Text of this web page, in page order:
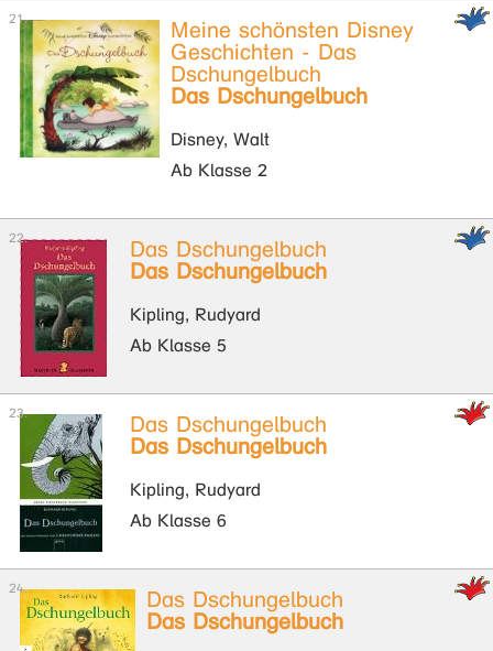
Meine schönsten Disney
Geschichten - Das
Dschungelbuch
Das Dschungelbuch
Disney, Walt
Ab Klasse 2
Das Dschungelbuch
Das Dschungelbuch
Kipling, Rudyard
Ab Klasse 5
Das Dschungelbuch
Das Dschungelbuch
Kipling, Rudyard
Ab Klasse 6
Das Dschungelbuch
Das Dschungelbuch